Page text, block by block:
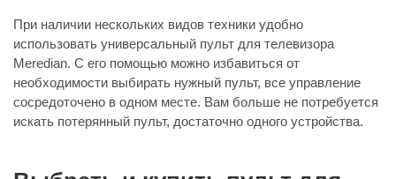
При наличии нескольких видов техники удобно
использовать универсальный пульт для телевизора
Meredian. С его помощью можно избавиться от
необходимости выбирать нужный пульт, все управление
сосредоточено в одном месте. Вам больше не потребуется
искать потерянный пульт, достаточно одного устройства.